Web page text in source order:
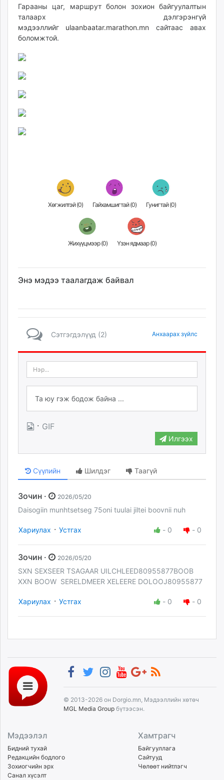
Гарааны цаг, маршрут болон зохион байгуулалтын
талаарх дэлгэрэнгүй
мэдээллийг ulaanbaatar.marathon.mn сайтаас авах
боломжтой.
Хөгжилтэй (0) Гайхамшигтай (0) Гунигтай (0)
Жихүүцмээр (0) Үзэн ядмаар (0)
Энэ мэдээ таалагдаж байвал
Сэтгэгдэлүүд (2) Анхаарах зүйлс
· GIF
Илгээх
Сүүлийн Шилдэг Таагүй
Зочин · 2026/05/20
Daisogiin munhtsetseg 75oni tuulai jiltei boovnii nuh
Хариулах · Устгах - 0 - 0
Зочин · 2026/05/20
SXN SEXSEER TSAGAAR UILCHLEED80955877BOOB
XXN BOOW SERELDMEER XELEERE DOLOOJ80955877
Хариулах · Устгах - 0 - 0
© 2013-2026 он Dorgio.mn, Мэдээллийн хөтөч
MGL Media Group бүтээсэн.
Мэдээлэл
Бидний тухай
Редакцийн бодлого
Зохиогчийн эрх
Санал хүсэлт
Хамтрагч
Байгууллага
Сайтууд
Чөлөөт нийтлэгч